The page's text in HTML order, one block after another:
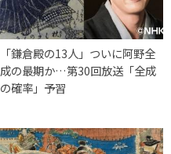
「鎌倉殿の13人」ついに阿野全
成の最期か…第30回放送「全成
の確率」予習